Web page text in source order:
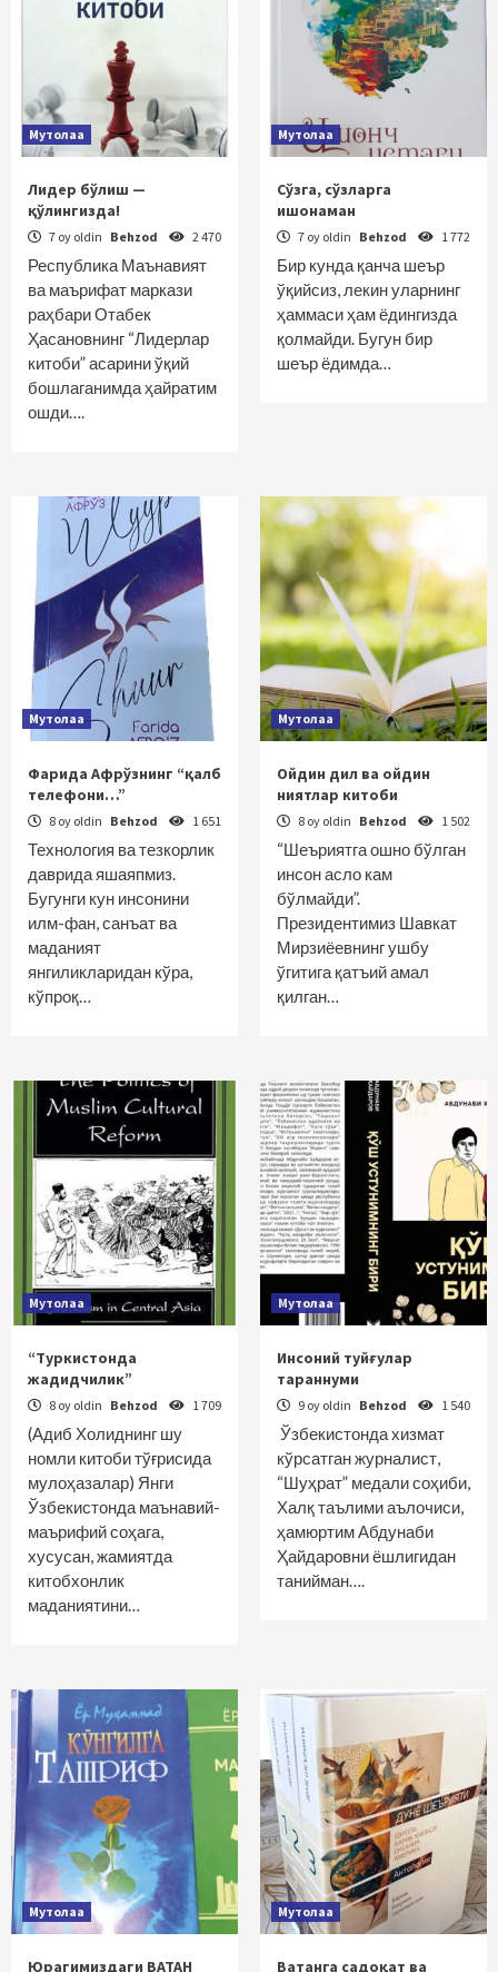
Мутолаа
Лидер бўлиш —
қўлингизда!
7 oy oldin Behzod 2 470
Республика Маънавият
ва маърифат маркази
раҳбари Отабек
Ҳасановнинг “Лидерлар
китоби” асарини ўқий
бошлаганимда ҳайратим
ошди….
Мутолаа
Сўзга, сўзларга
ишонаман
7 oy oldin Behzod 1 772
Бир кунда қанча шеър
ўқийсиз, лекин уларнинг
ҳаммаси ҳам ёдингизда
қолмайди. Бугун бир
шеър ёдимда…
Мутолаа
Фарида Афрўзнинг “қалб
телефони…”
8 oy oldin Behzod 1 651
Технология ва тезкорлик
даврида яшаяпмиз.
Бугунги кун инсонини
илм-фан, санъат ва
маданият
янгиликларидан кўра,
кўпроқ…
Мутолаа
Ойдин дил ва ойдин
ниятлар китоби
8 oy oldin Behzod 1 502
“Шеъриятга ошно бўлган
инсон асло кам
бўлмайди”.
Президентимиз Шавкат
Мирзиёевнинг ушбу
ўгитига қатъий амал
қилган…
Мутолаа
“Туркистонда
жадидчилик”
8 oy oldin Behzod 1 709
(Адиб Холиднинг шу
номли китоби тўғрисида
мулоҳазалар) Янги
Ўзбекистонда маънавий-
маърифий соҳага,
хусусан, жамиятда
китобхонлик
маданиятини…
Мутолаа
Инсоний туйғулар
тараннуми
9 oy oldin Behzod 1 540
Ўзбекистонда хизмат
кўрсатган журналист,
“Шуҳрат” медали соҳиби,
Халқ таълими аълочиси,
ҳамюртим Абдунаби
Ҳайдаровни ёшлигидан
танийман….
Мутолаа
Юрагимиздаги ВАТАН
Мутолаа
Ватанга садоқат ва